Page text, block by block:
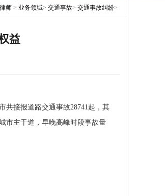
师 > 业务领域> 交通事故> 交通事故纠纷>
益
共接报道路交通事故28741起，其
市主干道，早晚高峰时段事故量